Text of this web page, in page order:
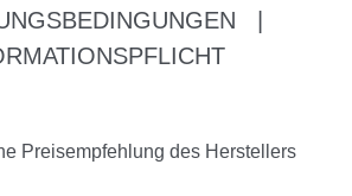
Preisempfehlung des Herstellers